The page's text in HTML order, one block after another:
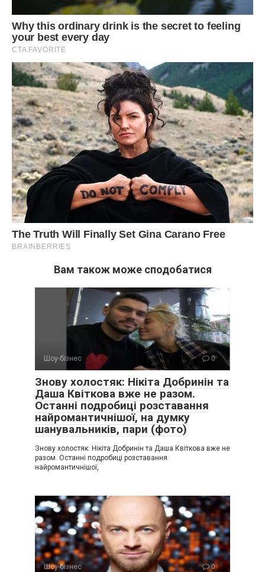
Вам також може сподобатися
Шоу-бізнес 0
Знову холостяк: Нікіта Добринін та
Даша Квіткова вже не разом.
Останні подробиці розставання
найромантичнішої, на думку
шанувальників, пари (фото)
Знову холостяк: Нікіта Добринін та Даша Квіткова вже не
разом. Останні подробиці розставання
найромантичнішої,
Шоу-бізнес 0